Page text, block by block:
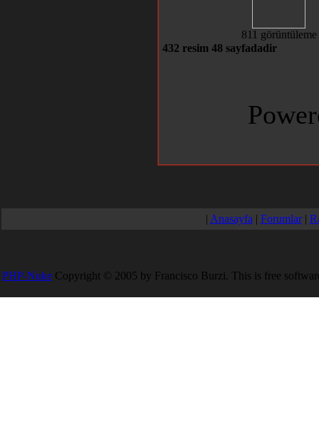
811 görüntüleme
432 resim 48 sayfadadir
| Anasayfa | Forumlar|
PHP-Nuke Copyright © 2005 by Francisco Burzi. This is free